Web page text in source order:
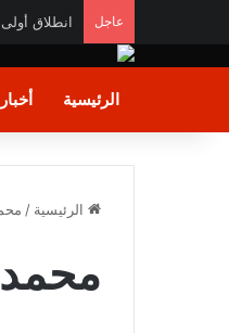
عاجل انطلاق
الرئيسية أخبار
الرئيسية /